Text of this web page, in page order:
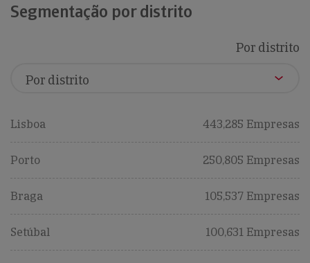
Segmentação por distrito
Por distrito
Lisboa 443,285 Empresas
Porto 250,805 Empresas
Braga 105,537 Empresas
Setúbal 100,631 Empresas